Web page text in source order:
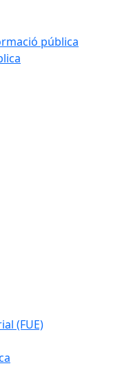
pública
(FUE)